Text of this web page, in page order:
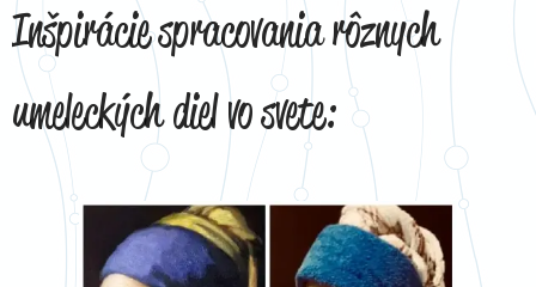
Inšpirácie spracovania rôznych
umeleckých diel vo svete: